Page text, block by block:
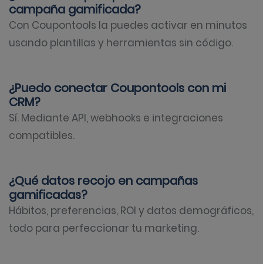
campaña gamificada?
Con Coupontools la puedes activar en minutos
usando plantillas y herramientas sin código.
¿Puedo conectar Coupontools con mi
CRM?
Sí. Mediante API, webhooks e integraciones
compatibles.
¿Qué datos recojo en campañas
gamificadas?
Hábitos, preferencias, ROI y datos demográficos,
todo para perfeccionar tu marketing.